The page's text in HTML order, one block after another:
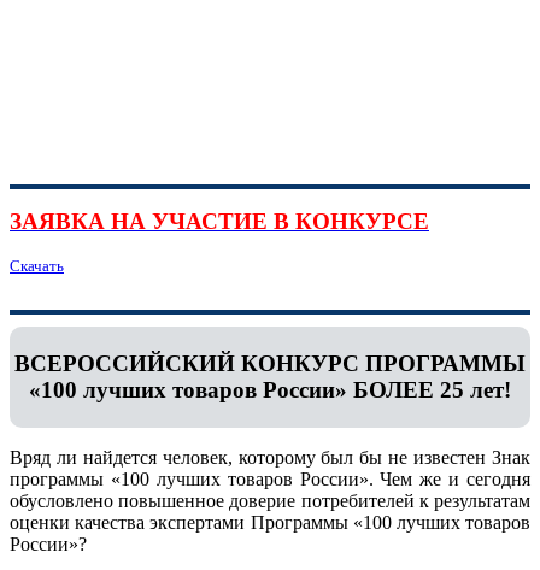
ЗАЯВКА НА УЧАСТИЕ В КОНКУРСЕ
Скачать
ВСЕРОССИЙСКИЙ КОНКУРС ПРОГРАММЫ
«100 лучших товаров России» БОЛЕЕ 25 лет!
Вряд ли найдется человек, которому был бы не известен Знак
программы «100 лучших товаров России». Чем же и сегодня
обусловлено повышенное доверие потребителей к результатам
оценки качества экспертами Программы «100 лучших товаров
России»?